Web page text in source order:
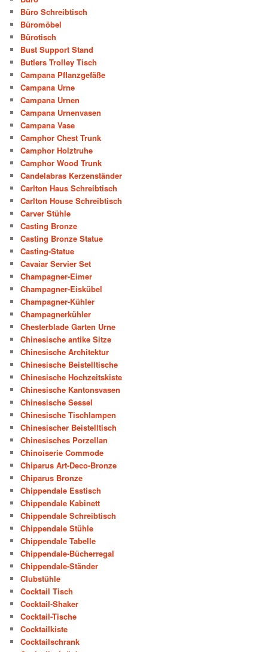
Büro Schreibtisch
Büromöbel
Bürotisch
Bust Support Stand
Butlers Trolley Tisch
Campana Pflanzgefäße
Campana Urne
Campana Urnen
Campana Urnenvasen
Campana Vase
Camphor Chest Trunk
Camphor Holztruhe
Camphor Wood Trunk
Candelabras Kerzenständer
Carlton Haus Schreibtisch
Carlton House Schreibtisch
Carver Stühle
Casting Bronze
Casting Bronze Statue
Casting-Statue
Cavaiar Servier Set
Champagner-Eimer
Champagner-Eiskübel
Champagner-Kühler
Champagnerkühler
Chesterblade Garten Urne
Chinesische antike Sitze
Chinesische Architektur
Chinesische Beistelltische
Chinesische Hochzeitskiste
Chinesische Kantonsvasen
Chinesische Sessel
Chinesische Tischlampen
Chinesischer Beistelltisch
Chinesisches Porzellan
Chinoiserie Commode
Chiparus Art-Deco-Bronze
Chiparus Bronze
Chippendale Esstisch
Chippendale Kabinett
Chippendale Schreibtisch
Chippendale Stühle
Chippendale Tabelle
Chippendale-Bücherregal
Chippendale-Ständer
Clubstühle
Cocktail Tisch
Cocktail-Shaker
Cocktail-Tische
Cocktailkiste
Cocktailschrank